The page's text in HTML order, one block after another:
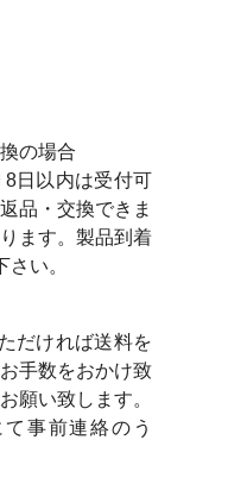
の場合
日以内は受付可
品・交換できま
ます。製品到着
い。
だければ送料を
手数をおかけ致
願い致します。
事前連絡のう